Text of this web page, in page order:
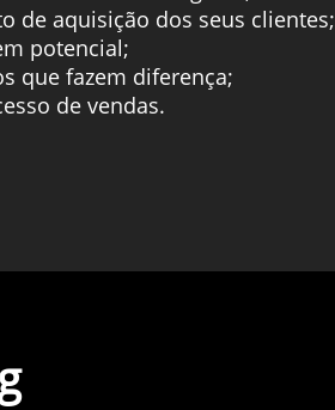
de aquisição dos seus clientes;
potencial;
que fazem diferença;
de vendas.